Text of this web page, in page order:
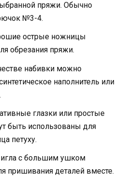
пряжи. Обычно
№3-4.
острые ножницы
обрезания пряжи.
набивки можно
наполнитель или
глазки или простые
быть использованы для
петуху.
игла с большим ушком
пришивания деталей вместе.